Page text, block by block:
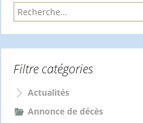
R
e
c
h
r
h
e
Filtre catégories
Actualités
Annonce de décès